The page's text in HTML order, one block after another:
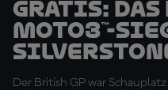
GRATIS:
Moto3™-
Der British GP war